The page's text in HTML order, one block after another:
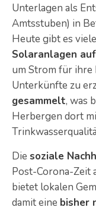
Unterlagen als
Amtsstuben) in
Heute gibt es
Solaranlagen
um Strom für
Unterkünfte zu
gesammelt, was
Herbergen dort
Die soziale
Post-Corona-Zeit
bietet lokalen
damit eine bisher